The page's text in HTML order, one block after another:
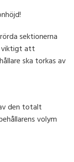
sektionerna
viktigt att
ska torkas av
den totalt
volym